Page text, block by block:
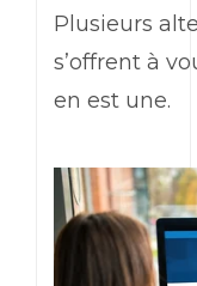
Plusieurs
s’offrent à
en est une.